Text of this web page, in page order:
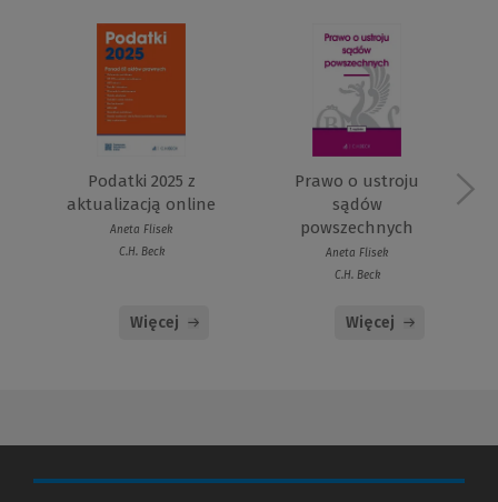
Podatki 2025 z
aktualizacją online
Aneta Flisek
C.H. Beck
Więcej
Prawo o ustroju
sądów
powszechnych
Aneta Flisek
C.H. Beck
Więcej